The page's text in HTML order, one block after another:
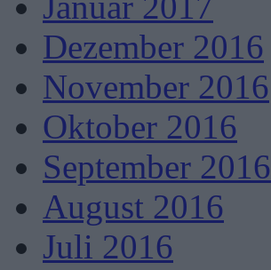
Dezember 2016
November 2016
Oktober 2016
September 2016
August 2016
Juli 2016